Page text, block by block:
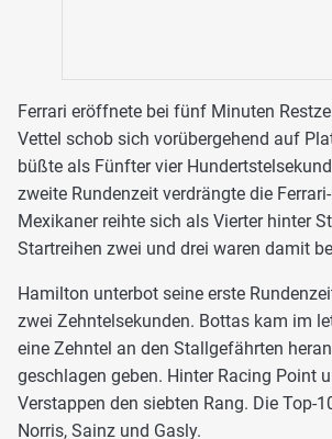
Ferrari eröffnete bei fünf Minuten
Vettel schob sich vorübergehend auf
büßte als Fünfter vier
zweite Rundenzeit verdrängte die
Mexikaner reihte sich als Vierter hinter
Startreihen zwei und drei waren damit
Hamilton unterbot seine erste
zwei Zehntelsekunden. Bottas kam im
eine Zehntel an den Stallgefährten
geschlagen geben. Hinter Racing Point
Verstappen den siebten Rang. Die Top-
Norris, Sainz und Gasly.